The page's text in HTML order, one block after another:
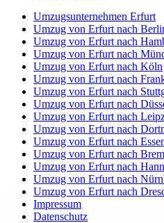
Umzugsunternehmen Erfurt
Umzug von Erfurt nach
Umzug von Erfurt nach
Umzug von Erfurt nach
Umzug von Erfurt nach Köln
Umzug von Erfurt nach
Umzug von Erfurt nach
Umzug von Erfurt nach
Umzug von Erfurt nach
Umzug von Erfurt nach
Umzug von Erfurt nach
Umzug von Erfurt nach
Umzug von Erfurt nach
Umzug von Erfurt nach
Umzug von Erfurt nach
Impressum
Datenschutz